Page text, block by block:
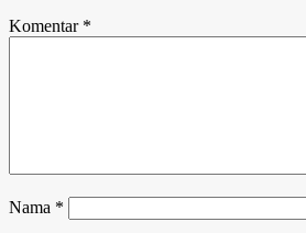
Komentar *
Nama *